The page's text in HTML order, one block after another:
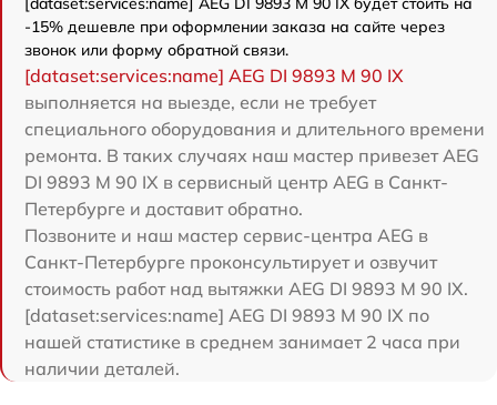
-15% дешевле при оформлении заказа на сайте через
звонок или форму обратной связи.
[dataset:services:name] AEG DI 9893 M 90 IX
выполняется на выезде, если не требует
специального оборудования и длительного времени
ремонта. В таких случаях наш мастер привезет AEG
DI 9893 M 90 IX в сервисный центр AEG в Санкт-
Петербурге и доставит обратно.
Позвоните и наш мастер сервис-центра AEG в
Санкт-Петербурге проконсультирует и озвучит
стоимость работ над вытяжки AEG DI 9893 M 90 IX.
[dataset:services:name] AEG DI 9893 M 90 IX по
нашей статистике в среднем занимает 2 часа при
наличии деталей.